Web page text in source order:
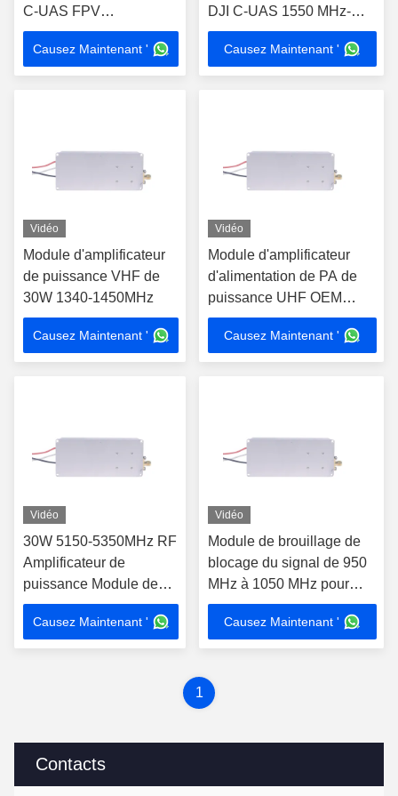
Contacts
C-UAS FPV
personnalisé
Causez Maintenant '
DJI C-UAS 1550 MHz-
1620 MHz
Causez Maintenant '
Vidéo
Module d'amplificateur
de puissance VHF de
30W 1340-1450MHz
Causez Maintenant '
Vidéo
Module d'amplificateur
d'alimentation de PA de
puissance UHF OEM
Blocage des signaux 30W
2400-2500MHz
Causez Maintenant '
Vidéo
30W 5150-5350MHz RF
Amplificateur de
puissance Module de
signal de brouilleur de
signal UAV Pour DJI
Drone FPV C-UAS
Causez Maintenant '
Vidéo
Module de brouillage de
blocage du signal de 950
MHz à 1050 MHz pour
l'amplificateur de
puissance RF FPV UAV
DJI
Causez Maintenant '
1